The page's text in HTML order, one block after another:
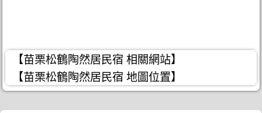
【苗栗松鶴陶然居民宿 相關網站】
【苗栗松鶴陶然居民宿 地圖位置】